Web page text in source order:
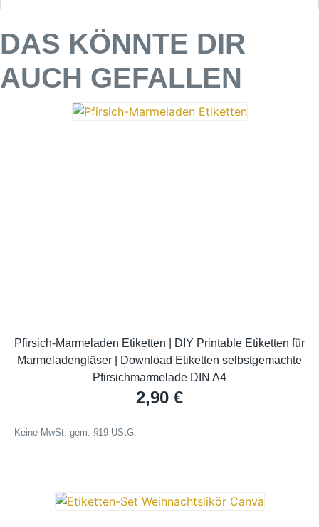
DAS KÖNNTE DIR
AUCH GEFALLEN
Pfirsich-Marmeladen Etiketten | DIY Printable Etiketten für
Marmeladengläser | Download Etiketten selbstgemachte
Pfirsichmarmelade DIN A4
2,90 €
Keine MwSt. gem. §19 UStG.